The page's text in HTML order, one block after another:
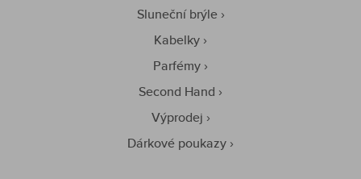
Sluneční brýle
Kabelky
Parfémy
Second Hand
Výprodej
Dárkové poukazy